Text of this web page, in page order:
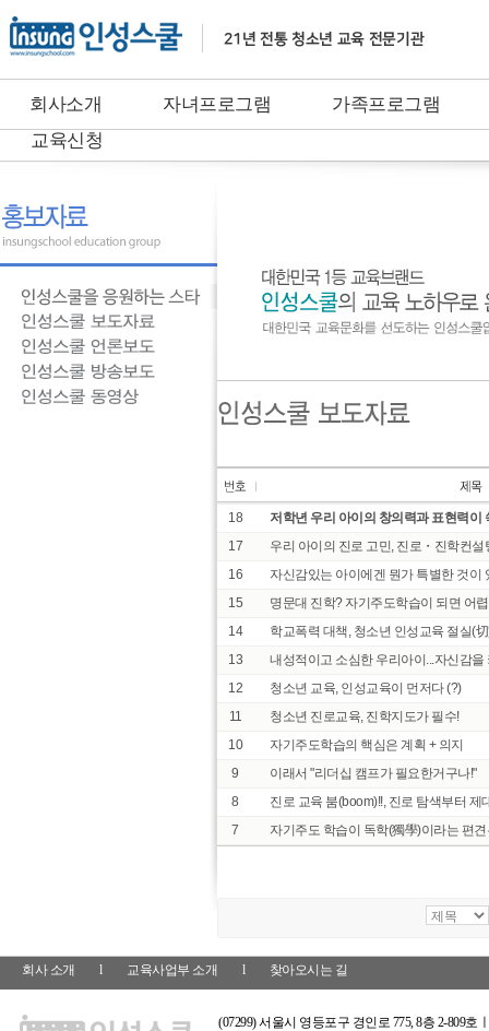
회사소개 자녀프로그램
가족프로그램
교육신청
18
저학년 우리 아이의 창의력과 표현력이
17
우리 아이의 진로 고민, 진로・진학컨
16
자신감있는 아이에겐 뭔가 특별한 것이
15
명문대 진학? 자기주도학습이 되면 어
14
학교폭력 대책, 청소년 인성교육 절실(
13
내성적이고 소심한 우리아이...자신감을
12
청소년 교육, 인성교육이 먼저다 (?)
11
청소년 진로교육, 진학지도가 필수!
10
자기주도학습의 핵심은 계획 + 의지
9
이래서 "리더십 캠프가 필요한거구나!"
8
진로 교육 붐(boom)!!, 진로 탐색부터 제
7
자기주도 학습이 독학(獨學)이라는 편견
회사 소개 l 교육사업부 소개 l 찾아오시는 길
(07299) 서울시 영등포구 경인로 775, 8층 2-809호